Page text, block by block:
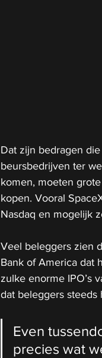
Dat zijn bedragen
beursbedrijven ter
komen, moeten
kopen. Vooral
Nasdaq en mogelijk
Veel beleggers zien
Bank of America dat
zulke enorme IPO’s
dat beleggers
Even
precies wat